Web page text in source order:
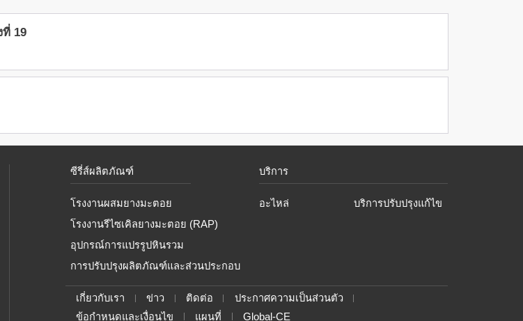
19
ซีรี่ส์ผลิตภัณฑ์
โรงงานผสมยางมะตอย
โรงงานรีไซเคิลยางมะตอย (RAP)
อุปกรณ์การแปรรูปหินรวม
การปรับปรุงผลิตภัณฑ์และส่วนประกอบ
บริการ
อะไหล่ บริการปรับปรุงแก้ไข
เกี่ยวกับเรา ข่าว ติดต่อ
ประกาศความเป็นส่วนตัว
ข้อกำหนดและเงื่อนไข
แผนที่ Global-CE